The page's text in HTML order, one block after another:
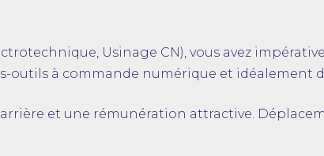
Usinage CN), vous avez
outils à commande numérique et idéalement
et une rémunération attractive.